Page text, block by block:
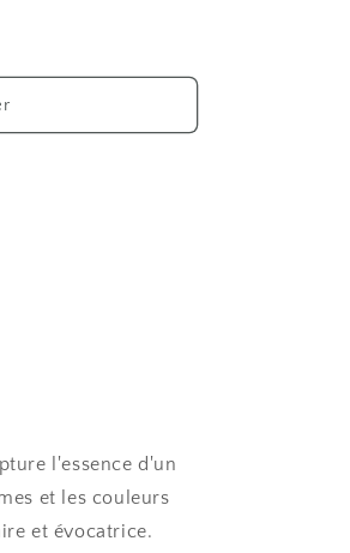
l'essence d'un
et les couleurs
et évocatrice.